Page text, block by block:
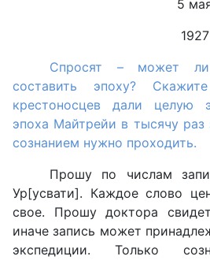
5
1927
Спросят – может
составить эпоху?
крестоносцев дали целую
эпоха Майтрейи в тысячу раз
сознанием нужно проходить.
Прошу по числам
Ур[усвати]. Каждое слово
свое. Прошу доктора
иначе запись может
экспедиции. Только